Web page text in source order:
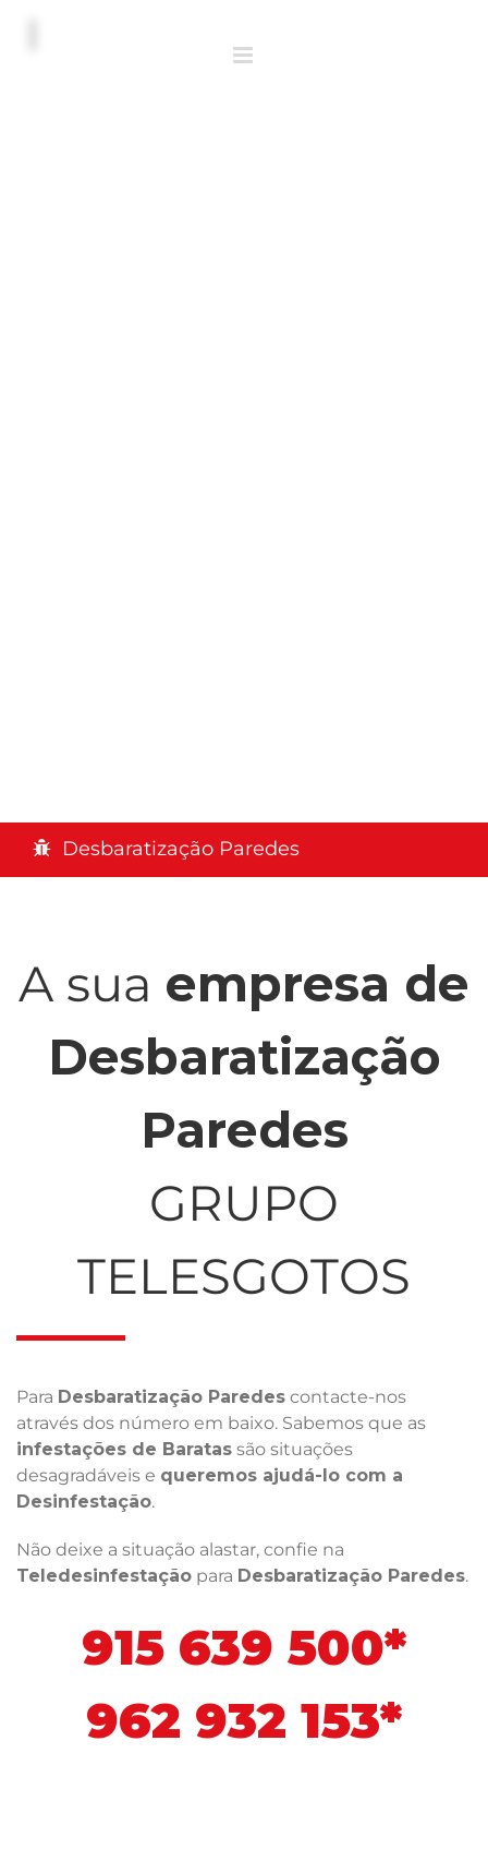
Desbaratização Paredes
A sua empresa de
Desbaratização
Paredes
GRUPO
TELESGOTOS
Para Desbaratização Paredes contacte-nos
através dos número em baixo. Sabemos que as
infestações de Baratas são situações
desagradáveis e queremos ajudá-lo com a
Desinfestação.
Não deixe a situação alastar, confie na
Teledesinfestação para Desbaratização Paredes.
915 639 500*
962 932 153*